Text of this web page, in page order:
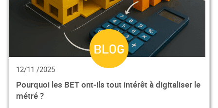
12/11 /2025
Pourquoi les BET ont-ils tout intérêt à digitaliser le
métré ?